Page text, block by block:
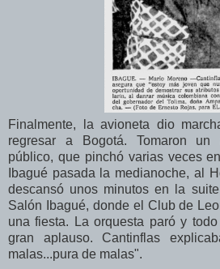
Finalmente, la avioneta dio
regresar a Bogotá. Tomaron un
público, que pinchó varias veces
Ibagué pasada la medianoche, al
descansó unos minutos en la
Salón Ibagué, donde el Club de
una fiesta. La orquesta paró y
gran aplauso. Cantinflas
malas...pura de malas".